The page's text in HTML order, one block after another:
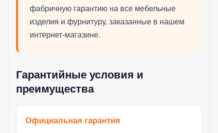
фабричную гарантию на все мебельные
изделия и фурнитуру, заказанные в нашем
интернет-магазине.
Гарантийные условия и
преимущества
Официальная гарантия